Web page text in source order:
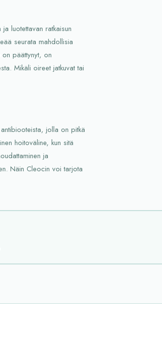
luotettavan ratkaisun
seurata mahdollisia
on päättynyt, on
Mikäli oireet jatkuvat tai
jolla on pitkä
hoitoväline, kun sitä
ja
Näin Cleocin voi tarjota